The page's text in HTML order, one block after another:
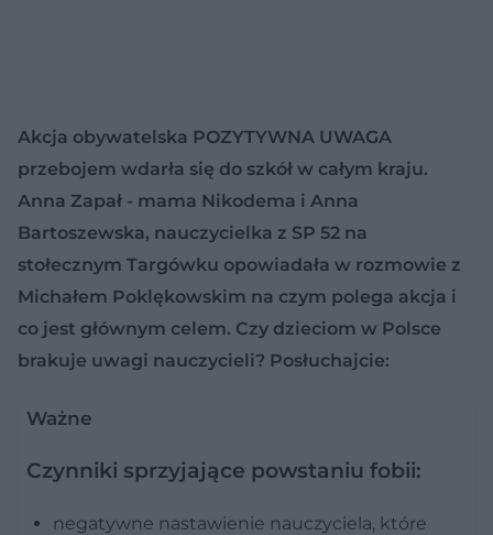
Akcja obywatelska POZYTYWNA UWAGA
przebojem wdarła się do szkół w całym kraju.
Anna Zapał - mama Nikodema i Anna
Bartoszewska, nauczycielka z SP 52 na
stołecznym Targówku opowiadała w rozmowie z
Michałem Poklękowskim na czym polega akcja i
co jest głównym celem. Czy dzieciom w Polsce
brakuje uwagi nauczycieli? Posłuchajcie:
Ważne
Czynniki sprzyjające powstaniu fobii:
negatywne nastawienie nauczyciela, które